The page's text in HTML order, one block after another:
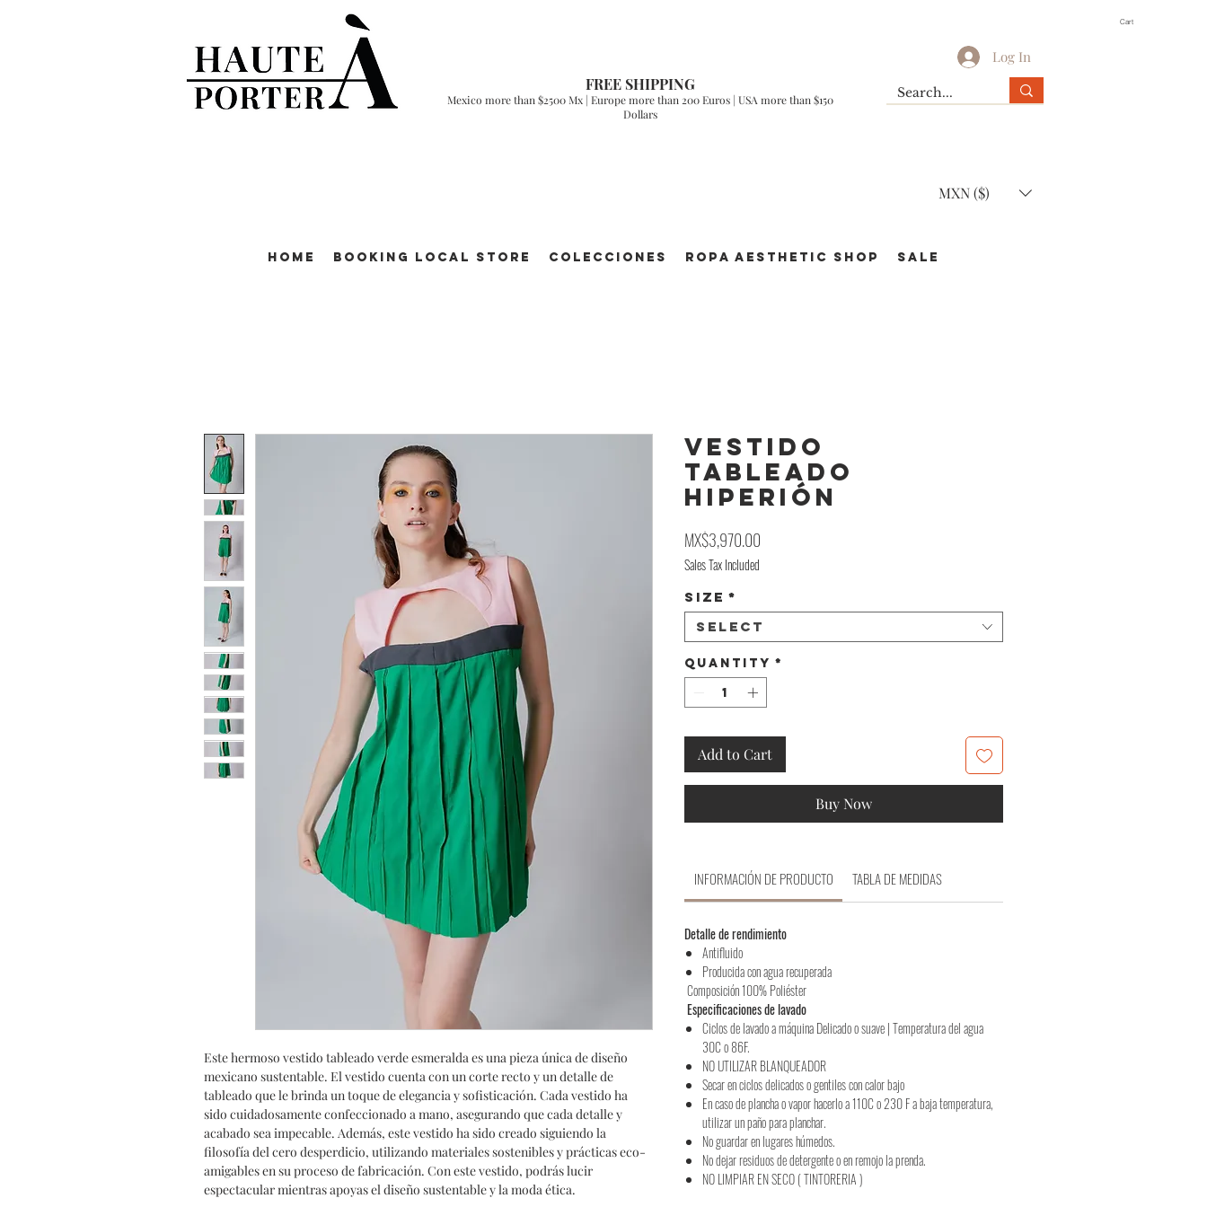
Cart
FREE SHIPPING
Mexico more than $2500 Mx | Europe more than 200 Euros | USA more than $150
Dollars
Log In
MXN ($)
Home Booking Local Store Colecciones ROPA AESTHETIC Shop SALE
Este hermoso vestido tableado verde esmeralda es una pieza única de diseño
mexicano sustentable. El vestido cuenta con un corte recto y un detalle de
tableado que le brinda un toque de elegancia y sofisticación. Cada vestido ha
sido cuidadosamente confeccionado a mano, asegurando que cada detalle y
acabado sea impecable. Además, este vestido ha sido creado siguiendo la
filosofía del cero desperdicio, utilizando materiales sostenibles y prácticas eco-
amigables en su proceso de fabricación. Con este vestido, podrás lucir
espectacular mientras apoyas el diseño sustentable y la moda ética.
Vestido
Tableado
Hiperión
MX$3,970.00
Sales Tax Included
Size *
Select
Quantity *
Add to Cart
Buy Now
INFORMACIÓN DE PRODUCTO TABLA DE MEDIDAS
Detalle de rendimiento
Antifluido
Producida con agua recuperada
Composición 100% Poliéster
Especificaciones de lavado
Ciclos de lavado a máquina Delicado o suave | Temperatura del agua
30C o 86F.
NO UTILIZAR BLANQUEADOR
Secar en ciclos delicados o gentiles con calor bajo
En caso de plancha o vapor hacerlo a 110C o 230 F a baja temperatura,
utilizar un paño para planchar.
No guardar en lugares húmedos.
No dejar residuos de detergente o en remojo la prenda.
NO LIMPIAR EN SECO ( TINTORERIA )